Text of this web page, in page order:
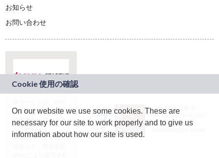
お知らせ
お問い合わせ
ドコモグループの新
規事業創出プログラ
ム「docomo
STARTUP」を通じて
JASRAC許諾番号：
9024936001Y45037
JASRAC許諾番号：
On our website we use some cookies. These are
necessary for our site to work properly and to give us
information about how our site is used.